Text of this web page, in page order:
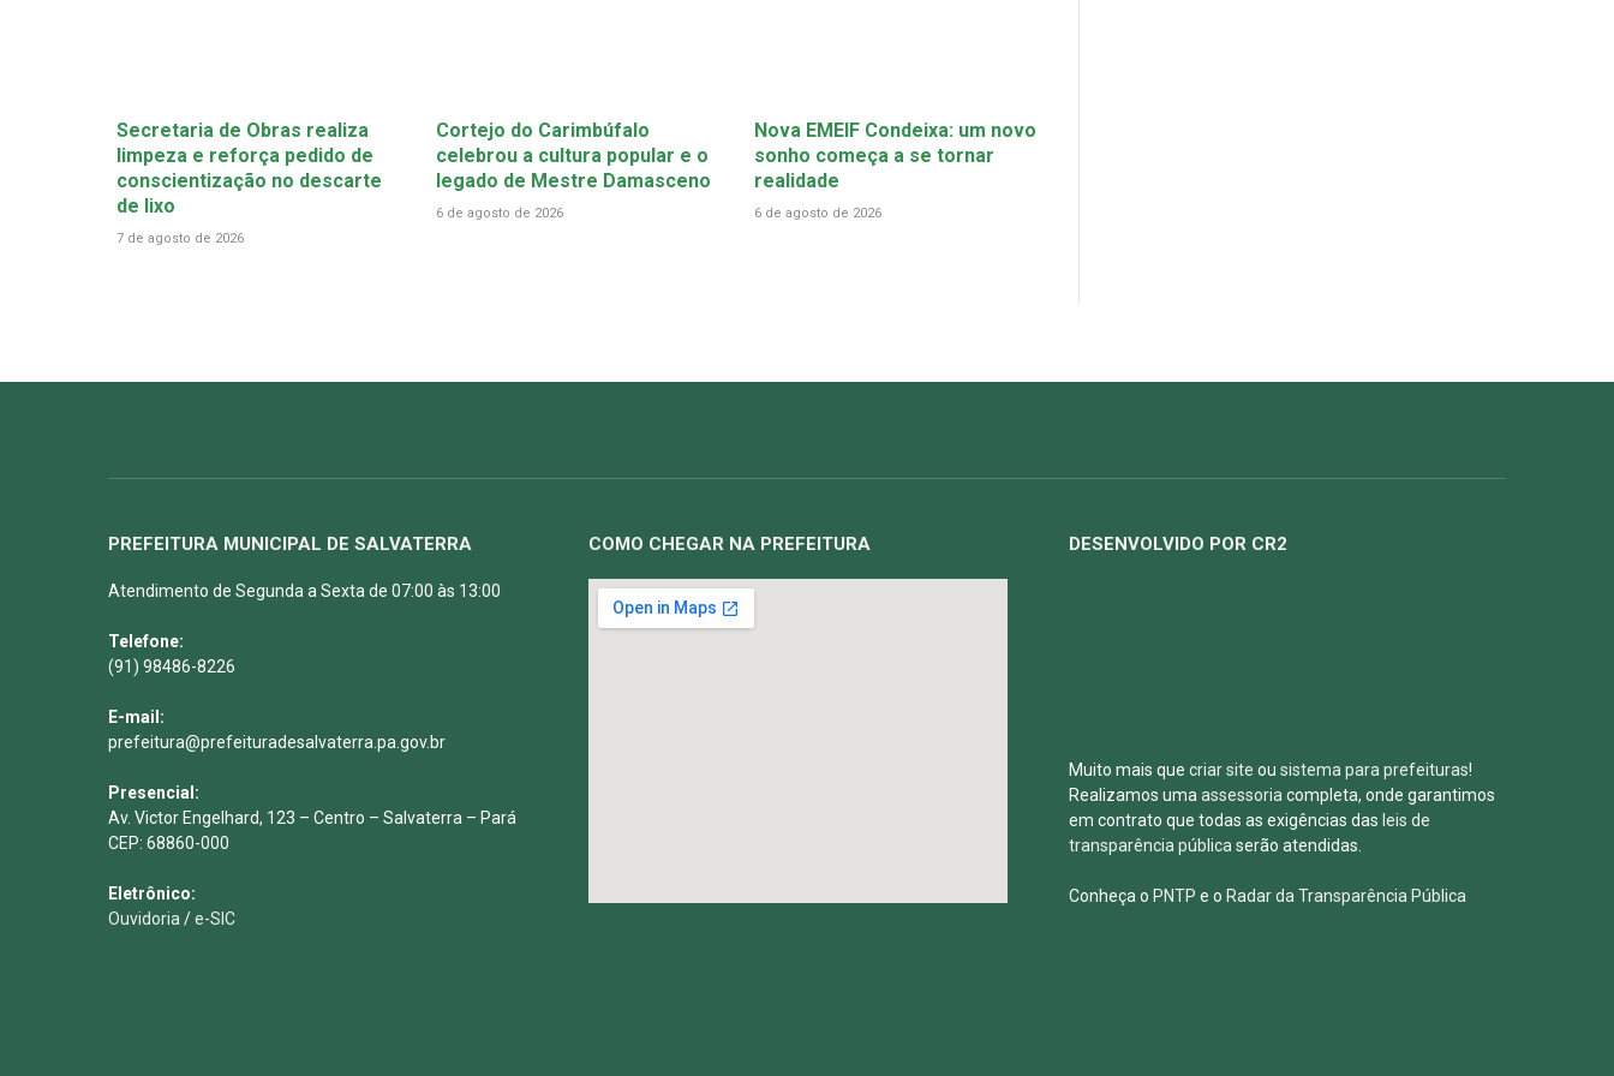
Secretaria de Obras realiza
limpeza e reforça pedido de
conscientização no descarte
de lixo
7 de agosto de 2026
Cortejo do Carimbúfalo
celebrou a cultura popular e o
legado de Mestre Damasceno
6 de agosto de 2026
Nova EMEIF Condeixa: um novo
sonho começa a se tornar
realidade
6 de agosto de 2026
PREFEITURA MUNICIPAL DE SALVATERRA
Atendimento de Segunda a Sexta de 07:00 às 13:00
Telefone:
(91) 98486-8226
E-mail:
prefeitura@prefeituradesalvaterra.pa.gov.br
Presencial:
Av. Victor Engelhard, 123 – Centro – Salvaterra – Pará
CEP: 68860-000
Eletrônico:
Ouvidoria/e-SIC
COMO CHEGAR NA PREFEITURA DESENVOLVIDO POR CR2
Muito mais que criar site ou sistema para prefeituras!
Realizamos umaassessoriacompleta, onde garantimos
em contrato que todas as exigências das leis de
transparência públicaserão atendidas.
Conheça o PNTP e o Radar da Transparência Pública